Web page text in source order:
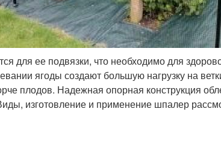
для ее подвязки, что необходимо для
ягоды создают большую нагрузку на
плодов. Надежная опорная конструкция
изготовление и применение шпалер